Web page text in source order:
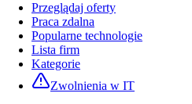
Przeglądaj oferty
Praca zdalna
Popularne technologie
Lista firm
Kategorie
Zwolnienia w IT